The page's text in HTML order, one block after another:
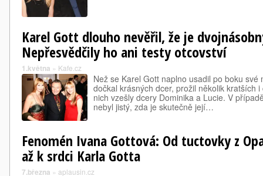
Karel Gott dlouho nevěřil, že je
Nepřesvědčily ho ani testy otcovství
1.května » Kafe.cz
Než se Karel Gott naplno usadil po boku své
dočkal krásných dcer, prožil několik kratších
nich vzešly dcery Dominika a Lucie. V
nebyl jistý, zda je skutečně její…
Fenomén Ivana Gottová: Od tuctovky z
až k srdci Karla Gotta
7.března » aplausin.cz